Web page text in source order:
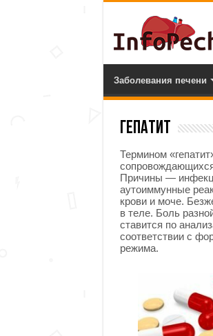
Заболевания печени
Гепатит
Термином
Причины —
аутоиммунные
крови и моче.
в теле. Боль
ставится по
соответствии с
режима.